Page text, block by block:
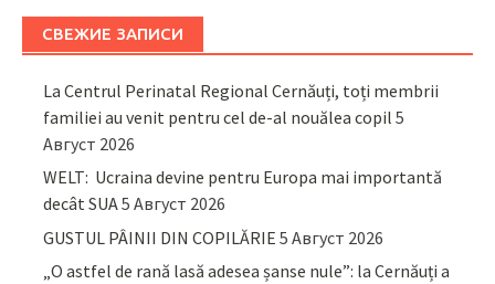
СВЕЖИЕ ЗАПИСИ
La Centrul Perinatal Regional Cernăuți, toți membrii
familiei au venit pentru cel de-al nouălea copil 5
Август 2026
WELT: Ucraina devine pentru Europa mai importantă
decât SUA5 Август 2026
GUSTUL PÂINII DIN COPILĂRIE 5 Август 2026
„O astfel de rană lasă adesea șanse nule”: la Cernăuți a